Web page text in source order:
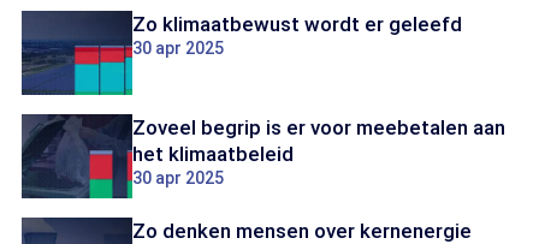
Zo klimaatbewust wordt er geleefd
30 apr 2025
Zoveel begrip is er voor meebetalen aan
het klimaatbeleid
30 apr 2025
Zo denken mensen over kernenergie